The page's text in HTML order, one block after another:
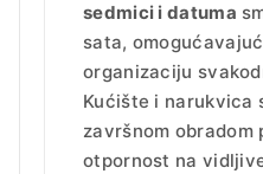
sedmici i datuma
sata,
organizaciju
Kućište i narukvica
završnom obradom
otpornost na